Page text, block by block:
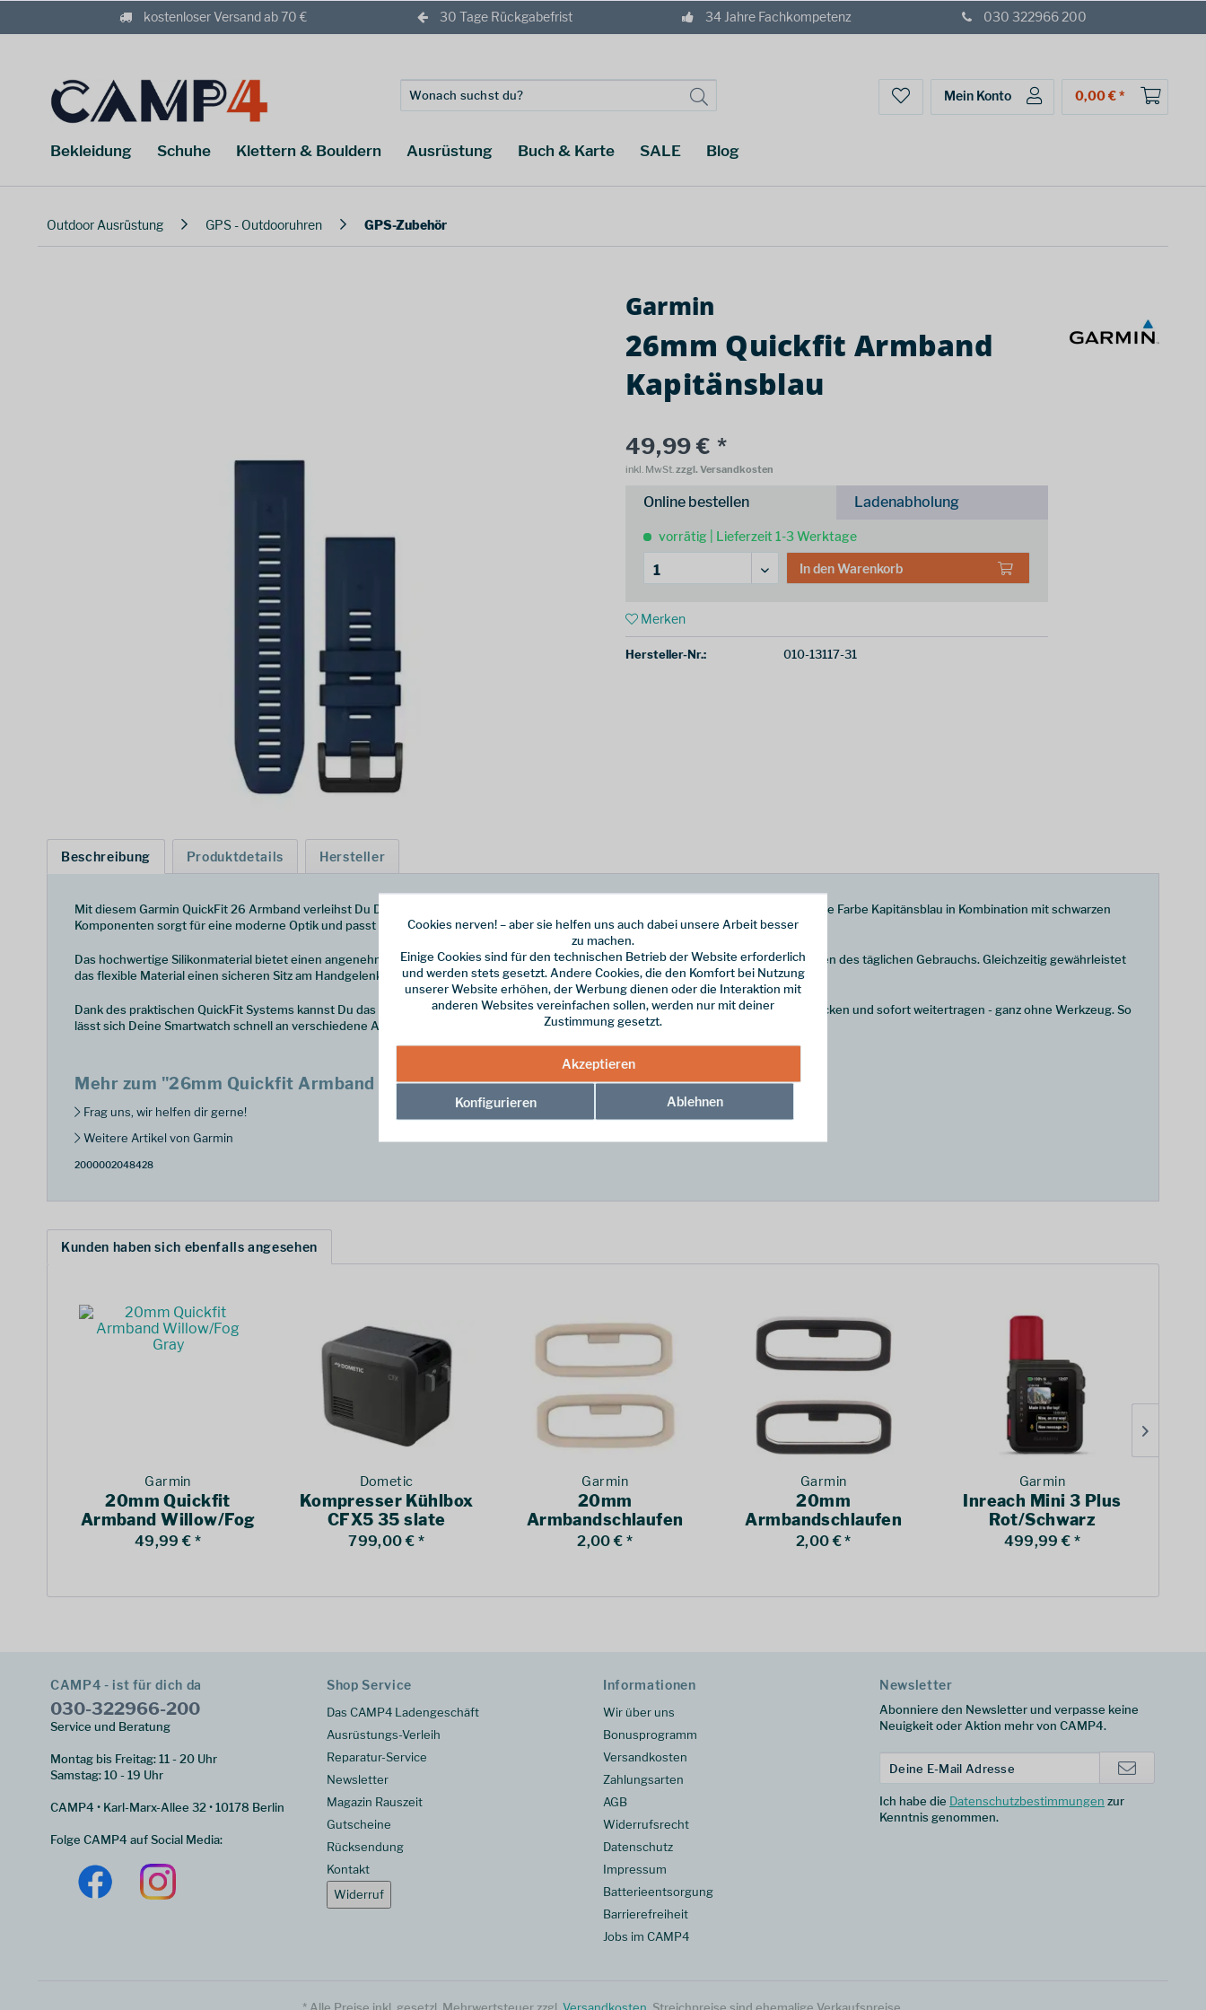
kostenloser Versand ab 70 € 30 Tage Rückgabefrist 34 Jahre Fachkompetenz 030 322966 200
Mein Konto 0,00 € *
Bekleidung Schuhe Klettern & Bouldern Ausrüstung Buch & Karte SALE Blog
Outdoor Ausrüstung GPS - Outdooruhren GPS-Zubehör
Garmin
26mm Quickfit Armband
Kapitänsblau
49,99 € *
inkl. MwSt.zzgl. Versandkosten
Online bestellen Ladenabholung
vorrätig | Lieferzeit 1-3 Werktage
In denWarenkorb
Merken
Hersteller-Nr.: 010-13117-31
Beschreibung Produktdetails Hersteller
Mit diesem Garmin QuickFit 26 Armband verleihst Du Deiner kompatiblen Smartwatch einen frischen und sportlichen Look. Die attraktive Farbe Kapitänsblau in Kombination mit schwarzen
Komponenten sorgt für eine moderne Optik und passt ideal zu Freizeit, Training und Outdoor-Aktivitäten.
Das hochwertige Silikonmaterial bietet einen angenehmen Tragekomfort, ist langlebig und widerstandsfähig gegenüber den Belastungen des täglichen Gebrauchs. Gleichzeitig gewährleistet
das flexible Material einen sicheren Sitz am Handgelenk.
Dank des praktischen QuickFit Systems kannst Du das Armband innerhalb weniger Sekunden austauschen. Einfach auswechseln, einklicken und sofort weitertragen - ganz ohne Werkzeug. So
lässt sich Deine Smartwatch schnell an verschiedene Anlässe und persönliche Vorlieben anpassen.
Mehr zum "26mm Quickfit Armband Kapitänsblau"
Frag uns, wir helfen dir gerne!
Weitere Artikel von Garmin
2000002048428
Kunden haben sich ebenfalls angesehen
Garmin
20mm Quickfit
Armband Willow/Fog
Gray
49,99 € *
Dometic
Kompresser Kühlbox
CFX5 35 slate
799,00 € *
Garmin
20mm
Armbandschlaufen
Quickfit
2,00 € *
Garmin
20mm
Armbandschlaufen
Quickfit Schwarz
2,00 € *
Garmin
Inreach Mini 3 Plus
Rot/Schwarz
499,99 € *
CAMP4 - ist für dich da
030-322966-200
Service und Beratung
Montag bis Freitag: 11 - 20 Uhr
Samstag: 10 - 19 Uhr
CAMP4 • Karl-Marx-Allee 32 • 10178 Berlin
Folge CAMP4 auf Social Media:
Shop Service
Das CAMP4 Ladengeschäft
Ausrüstungs-Verleih
Reparatur-Service
Newsletter
Magazin Rauszeit
Gutscheine
Rücksendung
Kontakt
Widerruf
Informationen
Wir über uns
Bonusprogramm
Versandkosten
Zahlungsarten
AGB
Widerrufsrecht
Datenschutz
Impressum
Batterieentsorgung
Barrierefreiheit
Jobs im CAMP4
Newsletter
Abonniere den Newsletter und verpasse keine
Neuigkeit oder Aktion mehr von CAMP4.
Ich habe die Datenschutzbestimmungen zur
Kenntnis genommen.
Cookies nerven! – aber sie helfen uns auch dabei unsere Arbeit besser
zu machen.
Einige Cookies sind für den technischen Betrieb der Website erforderlich
und werden stets gesetzt. Andere Cookies, die den Komfort bei Nutzung
unserer Website erhöhen, der Werbung dienen oder die Interaktion mit
anderen Websites vereinfachen sollen, werden nur mit deiner
Zustimmung gesetzt.
Akzeptieren
Konfigurieren Ablehnen